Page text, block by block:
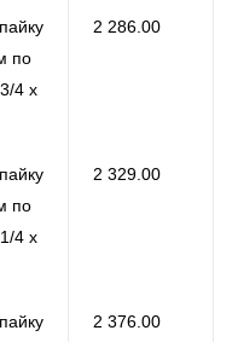
по
4 х
2 286.00
по
4 х
2 329.00
2 376.00